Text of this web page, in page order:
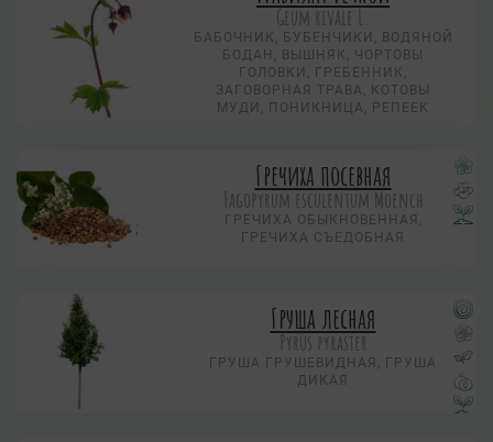
Geum rivale L.
БАБОЧНИК, БУБЕНЧИКИ, ВОДЯНОЙ
БОДАН, ВЫШНЯК, ЧОРТОВЫ
ГОЛОВКИ, ГРЕБЕННИК,
ЗАГОВОРНАЯ ТРАВА, КОТОВЫ
МУДИ, ПОНИКНИЦА, РЕПЕЕК
Гречиха посевная
Fagopyrum esculentum Moench
ГРЕЧИХА ОБЫКНОВЕННАЯ,
ГРЕЧИХА СЪЕДОБНАЯ
Груша лесная
Pyrus pyraster
ГРУША ГРУШЕВИДНАЯ, ГРУША
ДИКАЯ